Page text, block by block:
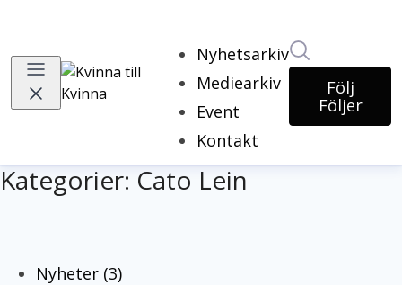
Nyhetsarkiv
Mediearkiv
Event
Kontakt
Följ
Följer
Kategorier: Cato Lein
Nyheter (3)